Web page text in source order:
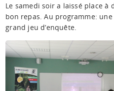
Le samedi soir a laissé place à
bon repas. Au programme:
grand jeu d’enquête.